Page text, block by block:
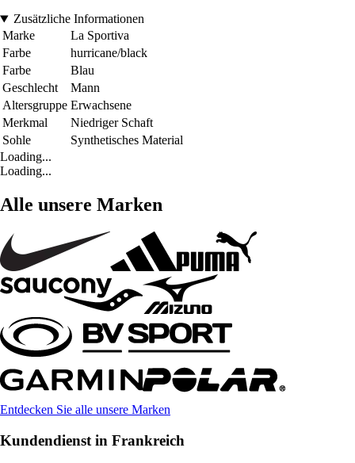
Zusätzliche Informationen
Marke
La Sportiva
Farbe
hurricane/black
Farbe
Blau
Geschlecht
Mann
Altersgruppe Erwachsene
Merkmal
Niedriger Schaft
Sohle
Synthetisches Material
Loading...
Loading...
Alle unsere Marken
Entdecken Sie alle unsere Marken
Kundendienst in Frankreich